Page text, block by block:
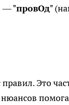
— "провОд"
Это